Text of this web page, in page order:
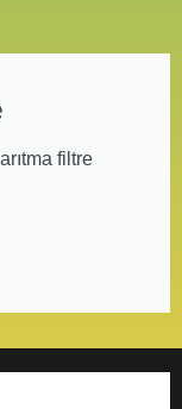
filtre